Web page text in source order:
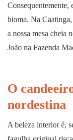
Consequentemente,
bioma. Na
a nossa mesa cheia
João na Fazenda
O
nordestina
A beleza interior é,